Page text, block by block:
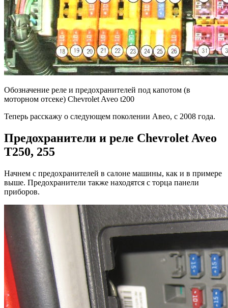
Обозначение реле и предохранителей под капотом (в
моторном отсеке) Chevrolet Aveo t200
Теперь расскажу о следующем поколении Авео, с 2008 года.
Предохранители и реле Chevrolet Aveo
T250, 255
Начнем с предохранителей в салоне машины, как и в примере
выше. Предохранители также находятся с торца панели
приборов.